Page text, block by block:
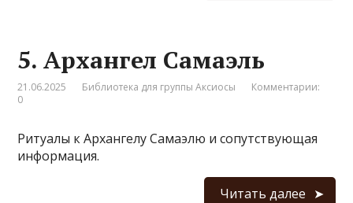
5. Архангел Самаэль
21.06.2025 Библиотека для группы Аксиосы
Комментарии:
0
Ритуалы к Архангелу Самаэлю и сопутствующая
информация.
Читать далее